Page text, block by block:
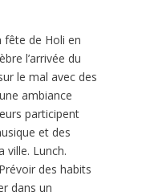
fête de Holi en
l’arrivée du
le mal avec des
ambiance
participent
et des
ville. Lunch.
des habits
dans un